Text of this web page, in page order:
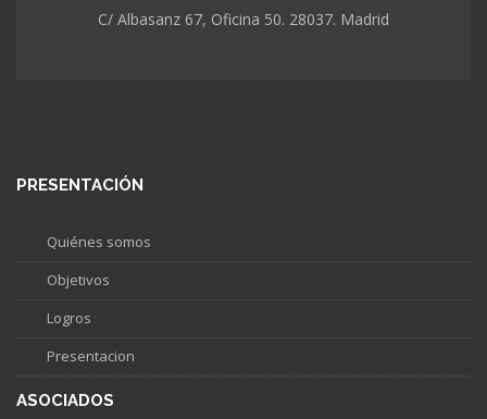
C/ Albasanz 67, Oficina 50. 28037. Madrid
PRESENTACIÓN
Quiénes somos
Objetivos
Logros
Presentacion
ASOCIADOS